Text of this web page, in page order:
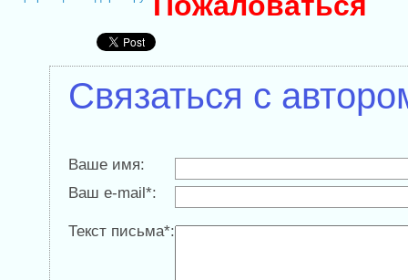
Связаться с
Ваше имя:
Ваш e-mail*:
Текст письма*: